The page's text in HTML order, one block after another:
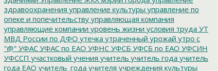
здравоохранения управление культуры управление по
опеке и попечительству управляющая компания
управляющие компании уровень жизни условия труда УТ
МВД России по ДФО утечка утраченный урожай утро с
"@" УФАС УФАС по ЕАО УФНС УФСБ УФСБ по ЕАО УФСИН
УФССП участковый учения учитель учитель года учитель
года ЕАО учитель_года учителя учреждения культуры